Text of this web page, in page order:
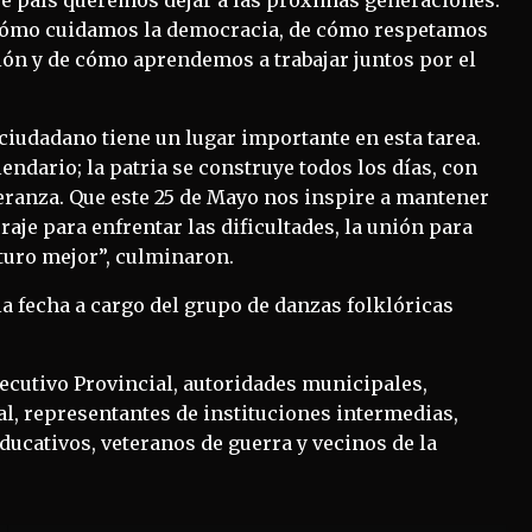
cuidamos la democracia, de cómo respetamos
y de cómo aprendemos a trabajar juntos por el
tiene un lugar importante en esta tarea.
la patria se construye todos los días, con
Que este 25 de Mayo nos inspire a mantener
para enfrentar las dificultades, la unión para
mejor”, culminaron.
fecha a cargo del grupo de danzas folklóricas
Provincial, autoridades municipales,
representantes de instituciones intermedias,
veteranos de guerra y vecinos de la